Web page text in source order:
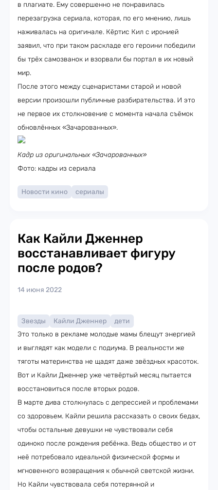
в плагиате. Ему совершенно не понравилась
перезагрузка сериала, которая, по его мнению, лишь
наживалась на оригинале. Кёртис Кил с иронией
заявил, что при таком раскладе его героини победили
бы трёх самозванок и взорвали бы портал в их новый
мир.
После этого между сценаристами старой и новой
версии произошли публичные разбирательства. И это
не первое их столкновение с момента начала съёмок
обновлённых «Зачарованных».
Кадр из оригинальных «Зачарованных»
Фото: кадры из сериала
Новости кино сериалы
Как Кайли Дженнер
восстанавливает фигуру
после родов?
14 июня 2022
Звезды Кайли Дженнер
дети
Это только в рекламе молодые мамы блещут энергией
и выглядят как модели с подиума. В реальности же
тяготы материнства не щадят даже звёздных красоток.
Вот и Кайли Дженнер уже четвёртый месяц пытается
восстановиться после вторых родов.
В марте дива столкнулась с депрессией и проблемами
со здоровьем. Кайли решила рассказать о своих бедах,
чтобы остальные девушки не чувствовали себя
одиноко после рождения ребёнка. Ведь общество и от
неё потребовало идеальной физической формы и
мгновенного возвращения к обычной светской жизни.
Но Кайли чувствовала себя потерянной и